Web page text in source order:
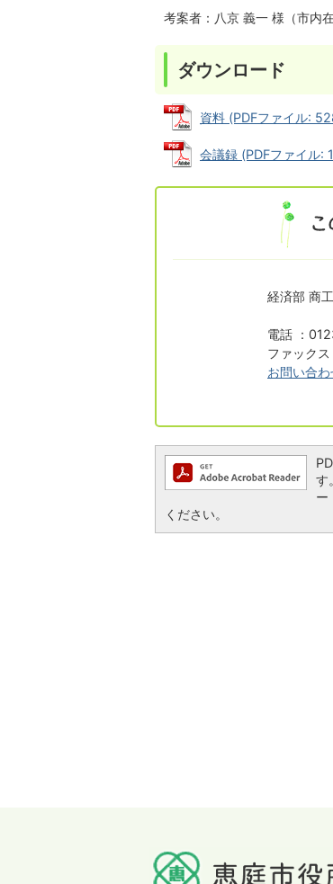
考案者：八京 義一 様（市内在
ダウンロード
資料 (PDFファイル:
会議録 (PDFファイル:
経済部 商
電話 ：
ファック
お問い合
す
ー
ください。